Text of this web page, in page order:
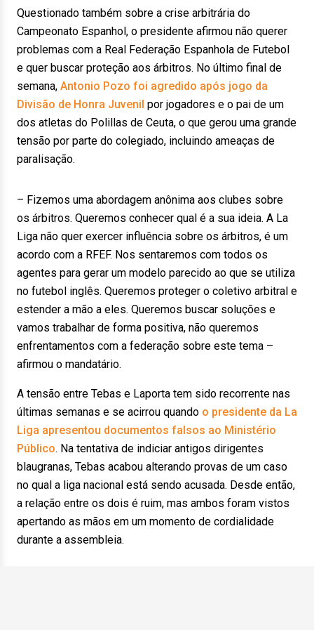
Questionado também sobre a crise arbitrária do
Campeonato Espanhol, o presidente afirmou não querer
problemas com a Real Federação Espanhola de Futebol
e quer buscar proteção aos árbitros. No último final de
semana, Antonio Pozo foi agredido após jogo da
Divisão de Honra Juvenil por jogadores e o pai de um
dos atletas do Polillas de Ceuta, o que gerou uma grande
tensão por parte do colegiado, incluindo ameaças de
paralisação.
– Fizemos uma abordagem anônima aos clubes sobre
os árbitros. Queremos conhecer qual é a sua ideia. A La
Liga não quer exercer influência sobre os árbitros, é um
acordo com a RFEF. Nos sentaremos com todos os
agentes para gerar um modelo parecido ao que se utiliza
no futebol inglês. Queremos proteger o coletivo arbitral e
estender a mão a eles. Queremos buscar soluções e
vamos trabalhar de forma positiva, não queremos
enfrentamentos com a federação sobre este tema –
afirmou o mandatário.
A tensão entre Tebas e Laporta tem sido recorrente nas
últimas semanas e se acirrou quando o presidente da La
Liga apresentou documentos falsos ao Ministério
Público. Na tentativa de indiciar antigos dirigentes
blaugranas, Tebas acabou alterando provas de um caso
no qual a liga nacional está sendo acusada. Desde então,
a relação entre os dois é ruim, mas ambos foram vistos
apertando as mãos em um momento de cordialidade
durante a assembleia.